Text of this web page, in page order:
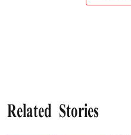
Related Stories